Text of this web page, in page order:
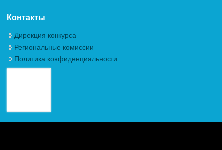
Контакты
Дирекция конкурса
Региональные комиссии
Политика конфиденциальности